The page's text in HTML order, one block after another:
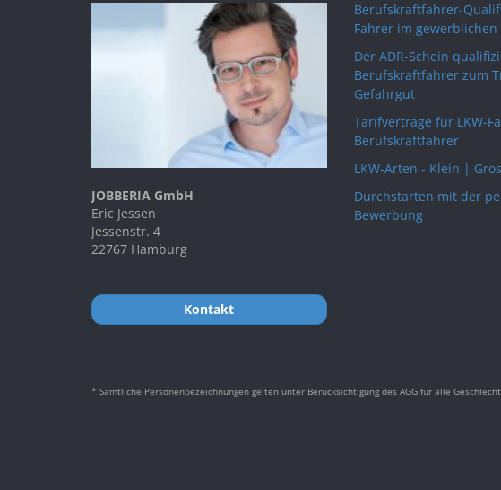
JOBBERIA GmbH
Eric Jessen
Jessenstr. 4
22767 Hamburg
Kontakt
Berufskraftfahrer-
Fahrer im
Der ADR-Schein
Berufskraftfahrer zum
Gefahrgut
Tarifverträge für LKW-
Berufskraftfahrer
LKW-Arten - Klein |
Durchstarten mit der
Bewerbung
* Sämtliche Personenbezeichnungen gelten unter Berücksichtigung des AGG für alle